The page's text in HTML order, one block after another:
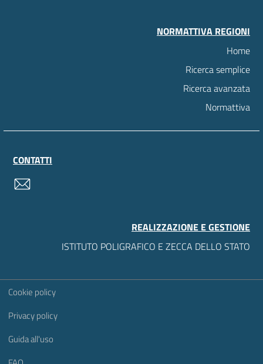
NORMATTIVA REGIONI
Home
Ricerca semplice
Ricerca avanzata
Normattiva
CONTATTI
REALIZZAZIONE E GESTIONE
ISTITUTO POLIGRAFICO E ZECCA DELLO STATO
Sezione Link Utili
Cookie policy
Privacy policy
Guida all'uso